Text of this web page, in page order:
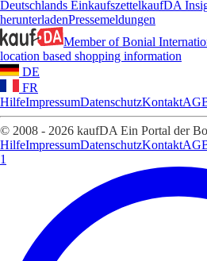
Deutschlands EinkaufszettelkaufDA
herunterladenPressemeldungen
Member of Bonial
location based shopping information
DE
FR
HilfeImpressumDatenschutzKontakt
© 2008 - 2026 kaufDA Ein Portal der
HilfeImpressumDatenschutzKontakt
1